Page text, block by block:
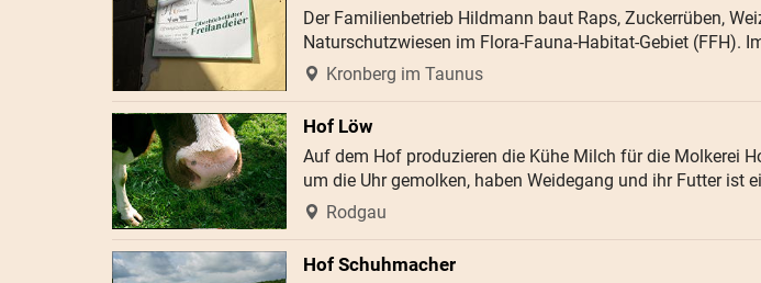
Der Familienbetrieb Hildmann baut Raps, Zuckerrüben,
Naturschutzwiesen im Flora-Fauna-Habitat-Gebiet (FFH).
Kronberg im Taunus
Hof Löw
Auf dem Hof produzieren die Kühe Milch für die Molkerei
um die Uhr gemolken, haben Weidegang und ihr Futter ist
Rodgau
Hof Schuhmacher